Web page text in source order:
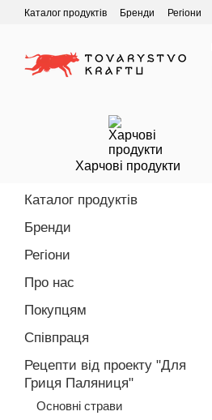
Перейти до основного контенту
Каталог продуктів Бренди Регіони
Харчові продукти
Каталог продуктів
Бренди
Регіони
Про нас
Покупцям
Співпраця
Рецепти від проекту "Для
Гриця Паляниця"
Основні страви